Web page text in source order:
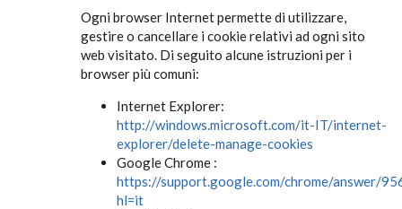
Ogni browser Internet permette di utilizzare,
gestire o cancellare i cookie relativi ad ogni sito
web visitato. Di seguito alcune istruzioni per i
browser più comuni:
Internet Explorer:
http://windows.microsoft.com/it-IT/internet-
explorer/delete-manage-cookies
Google Chrome :
https://support.google.com/chrome/answer/
hl=it